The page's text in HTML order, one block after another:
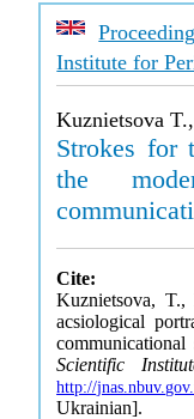
Institute for
Kuznietsova
Strokes for
the
Cite:
Kuznietsova,
acsiological
communicational
Scientific
http://
Ukrainian].